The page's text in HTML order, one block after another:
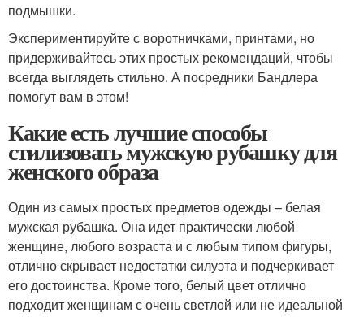
подмышки.
Экспериментируйте с воротничками, принтами, но
придерживайтесь этих простых рекомендаций, чтобы
всегда выглядеть стильно. А посредники Бандлера
помогут вам в этом!
Какие есть лучшие способы
стилизовать мужскую рубашку для
женского образа
Один из самых простых предметов одежды – белая
мужская рубашка. Она идет практически любой
женщине, любого возраста и с любым типом фигуры,
отлично скрывает недостатки силуэта и подчеркивает
его достоинства. Кроме того, белый цвет отлично
подходит женщинам с очень светлой или не идеальной